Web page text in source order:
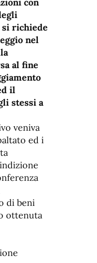
con
si richiede
nel
al fine
il
stessi a
veniva
ed i
di beni
ottenuta